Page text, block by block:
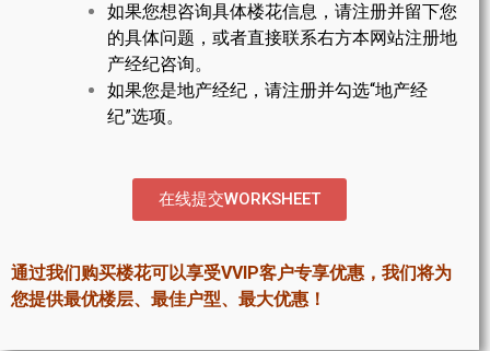
楼花转让专区
多伦多市中心楼花项目
怡陶碧谷社区介绍
密西沙加社区介绍
如果您想咨询具体楼花信息，请注册并留下您
的具体问题，或者直接联系右方本网站注册地
产经纪咨询。
如果您是地产经纪，请注册并勾选“地产经
纪”选项。
在线提交WORKSHEET
通过我们购买楼花可以享受VVIP客户专享优惠，我们将为
您提供最优楼层、最佳户型、最大优惠！